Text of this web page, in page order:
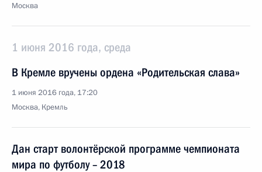
Москва
1 июня 2016 года, среда
В Кремле вручены ордена «Родительская слава»
1 июня 2016 года, 17:20
Москва, Кремль
Дан старт волонтёрской программе чемпионата
мира по футболу – 2018